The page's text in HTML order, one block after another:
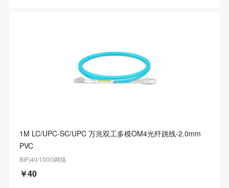
1M LC/UPC-SC/UPC 万兆双工多模OM4光纤跳线-2.0mm
PVC
BIF|40/100G网络
￥40